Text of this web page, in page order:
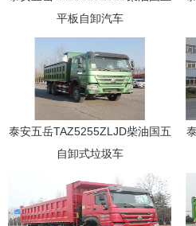
平板自卸汽车
泰安五岳TAZ5255ZLJD柴油国五
自卸式垃圾车